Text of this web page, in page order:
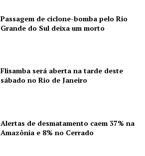
Passagem de ciclone-bomba pelo Rio
Grande do Sul deixa um morto
Flisamba será aberta na tarde deste
sábado no Rio de Janeiro
Alertas de desmatamento caem 37% na
Amazônia e 8% no Cerrado